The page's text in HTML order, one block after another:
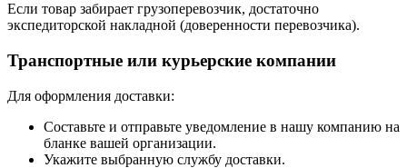
Если товар забирает грузоперевозчик, достаточно
экспедиторской накладной (доверенности перевозчика).
Транспортные или курьерские компании
Для оформления доставки:
Составьте и отправьте уведомление в нашу компанию на
бланке вашей организации.
Укажите выбранную службу доставки.